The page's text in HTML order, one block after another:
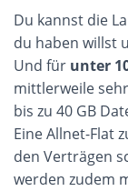
Du kannst die
du haben willst
Und für unter
mittlerweile
bis zu 40 GB
Eine Allnet-Flat
den Verträgen
werden zudem